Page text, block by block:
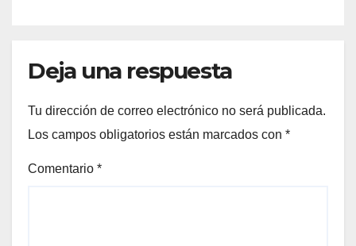
Deja una respuesta
Tu dirección de correo electrónico no será publicada.
Los campos obligatorios están marcados con *
Comentario *